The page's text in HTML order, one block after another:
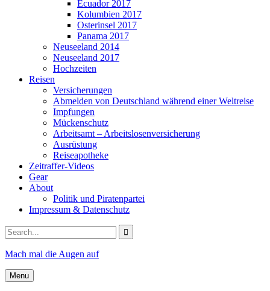
Ecuador 2017
Kolumbien 2017
Osterinsel 2017
Panama 2017
Neuseeland 2014
Neuseeland 2017
Hochzeiten
Reisen
Versicherungen
Abmelden von Deutschland während einer Weltreise
Impfungen
Mückenschutz
Arbeitsamt – Arbeitslosenversicherung
Ausrüstung
Reiseapotheke
Zeitraffer-Videos
Gear
About
Politik und Piratenpartei
Impressum & Datenschutz
Search
for:
Mach mal die Augen auf
Menu